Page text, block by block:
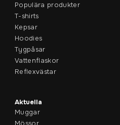
Populära produkter
T-shirts
Kepsar
Hoodies
Tygpåsar
Vattenflaskor
Reflexvästar
Aktuella
Muggar
Mössor